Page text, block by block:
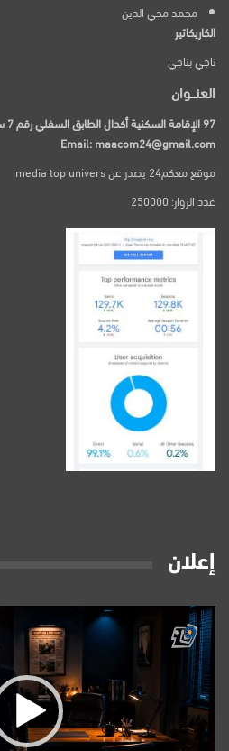
محمد محي الدين
الكاريكاتير
ناجي بناجي
العنـــوان
97 الإقامة السكنية أكدال الطابق السفلي رقم 7 سيدي مومن الدار البيضاء
Email: maacom24@gmail.com
موقع معكم24 يصدر عن media top univers
عدد الزوار: 250000
إعلان
مشغل
الفيديو